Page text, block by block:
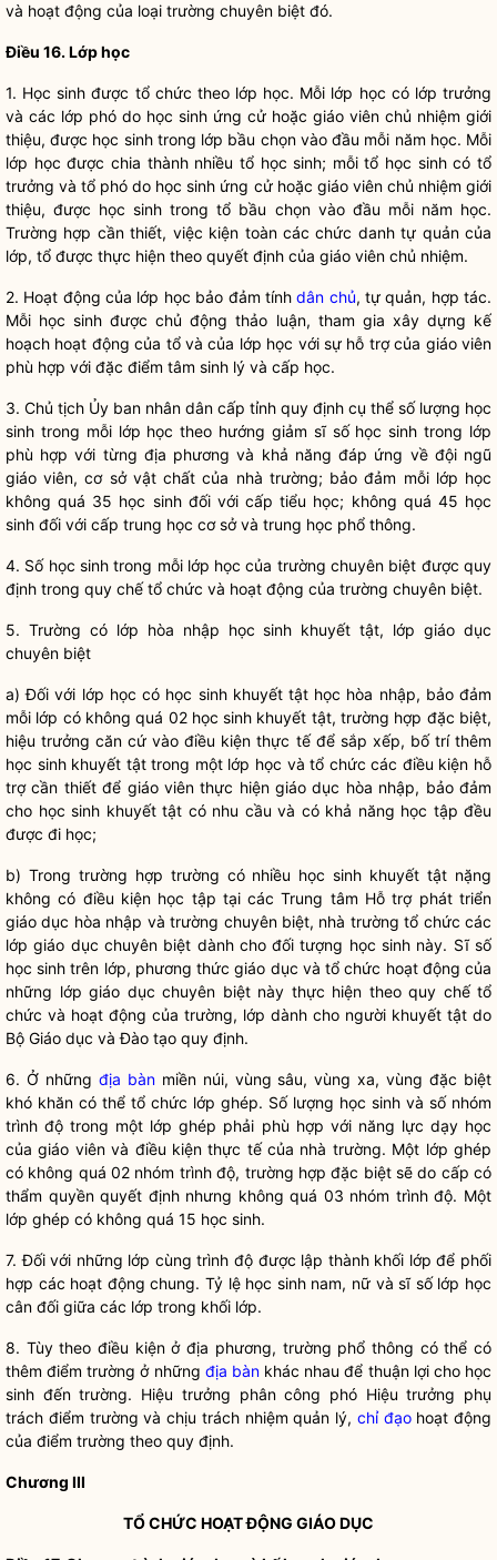
và hoạt động của loại trường chuyên biệt đó.
Điều 16. Lớp học
1. Học sinh được tổ chức theo lớp học. Mỗi lớp học có lớp trưởng
và các lớp phó do học sinh ứng cử hoặc giáo viên chủ nhiệm giới
thiệu, được học sinh trong lớp bầu chọn vào đầu mỗi năm học. Mỗi
lớp học được chia thành nhiều tổ học sinh; mỗi tổ học sinh có tổ
trưởng và tổ phó do học sinh ứng cử hoặc giáo viênchủ nhiệm giới
thiệu, được học sinh trong tổ bầu chọn vào đầu mỗi năm học.
Trường hợp cần thiết, việc kiện toàn các chức danh tự quản của
lớp, tổ được thực hiện theo quyết định của giáo viên chủ nhiệm.
2. Hoạt động của lớp học bảo đảm tínhdân chủ, tự quản, hợp tác.
Mỗi học sinh được chủ động thảo luận, tham gia xây dựng kế
hoạch hoạt động của tổ và của lớp học với sự hỗ trợ của giáo viên
phù hợp với đặc điểm tâm sinh lý và cấp học.
3. Chủ tịch Ủy ban nhân dân cấp tỉnh quy định cụ thể số lượng học
sinh trong mỗi lớp học theo hướng giảm sĩ số học sinh trong lớp
phù hợp với từng địa phương và khả năng đáp ứng về đội ngũ
giáo viên, cơ sở vật chất của nhà trường; bảo đảm mỗi lớp học
không quá 35 học sinh đối với cấp tiểu học; không quá 45 học
sinh đối với cấp trung học cơ sở và trung học phổ thông.
4. Số học sinh trong mỗi lớp học của trường chuyên biệt được quy
định trong quy chếtổ chức và hoạt động của trường chuyên biệt.
5. Trường có lớp hòa nhập học sinh khuyết tật, lớp giáo dục
chuyên biệt
a) Đối với lớp học có học sinh khuyết tật học hòa nhập, bảo đảm
mỗi lớp có không quá 02 học sinh khuyết tật, trường hợp đặc biệt,
hiệu trưởng căn cứ vào điều kiện thực tế để sắp xếp, bố trí thêm
học sinh khuyết tật trong một lớp học và tổ chức các điều kiện hỗ
trợ cần thiết để giáo viênthực hiện giáo dục hòa nhập, bảo đảm
cho học sinh khuyết tật có nhu cầu và có khả năng học tập đều
được đi học;
b) Trong trường hợp trường có nhiều học sinh khuyết tật nặng
không có điều kiện học tập tại các Trung tâm Hỗ trợ phát triển
giáo dục hòa nhập và trường chuyên biệt, nhà trường tổ chức các
lớp giáo dục chuyên biệt dành cho đối tượng học sinh này. Sĩ số
học sinh trên lớp, phương thức giáo dục và tổ chức hoạt động của
những lớp giáo dục chuyên biệt này thực hiện theo quy chếtổ
chức và hoạt động của trường, lớp dành cho người khuyết tật do
Bộ Giáo dục và Đào tạo quy định.
6. Ở những địa bànmiền núi, vùng sâu, vùng xa, vùng đặc biệt
khó khăn có thể tổ chức lớp ghép. Số lượng học sinh và số nhóm
trình độ trong một lớp ghép phải phù hợp với năng lực dạy học
củagiáo viênvà điều kiện thực tế của nhà trường. Một lớp ghép
có không quá 02 nhóm trình độ, trường hợp đặc biệt sẽ do cấp có
thẩm quyền quyết định nhưng không quá 03 nhóm trình độ. Một
lớp ghép có không quá 15 học sinh.
7. Đối với những lớp cùng trình độ được lập thành khối lớp để phối
hợp các hoạt động chung. Tỷ lệ học sinh nam, nữ và sĩ số lớp học
cân đối giữa các lớp trong khối lớp.
8. Tùy theo điều kiện ở địa phương, trường phổ thông có thể có
thêm điểm trường ở những địa bànkhác nhau để thuận lợi cho học
sinh đến trường. Hiệu trưởng phân công phó Hiệu trưởng phụ
trách điểm trường và chịu trách nhiệm quản lý, chỉ đạohoạt động
của điểm trường theo quy định.
Chương III
TỔ CHỨC HOẠT ĐỘNG GIÁO DỤC